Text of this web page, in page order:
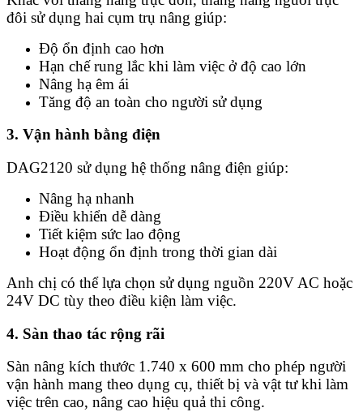
đôi sử dụng hai cụm trụ nâng giúp:
Độ ổn định cao hơn
Hạn chế rung lắc khi làm việc ở độ cao lớn
Nâng hạ êm ái
Tăng độ an toàn cho người sử dụng
3. Vận hành bằng điện
DAG2120 sử dụng hệ thống nâng điện giúp:
Nâng hạ nhanh
Điều khiển dễ dàng
Tiết kiệm sức lao động
Hoạt động ổn định trong thời gian dài
Anh chị có thể lựa chọn sử dụng nguồn 220V AC hoặc
24V DC tùy theo điều kiện làm việc.
4. Sàn thao tác rộng rãi
Sàn nâng kích thước 1.740 x 600 mm cho phép người
vận hành mang theo dụng cụ, thiết bị và vật tư khi làm
việc trên cao, nâng cao hiệu quả thi công.